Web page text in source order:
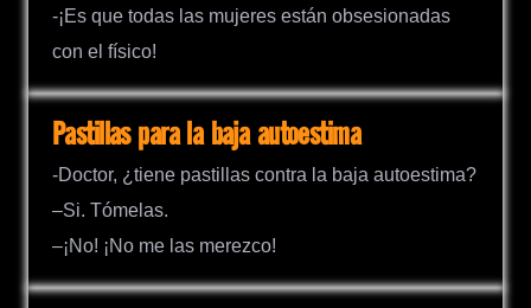
-¡Es que todas las mujeres están obsesionadas
con el físico!
Pastillas para la baja autoestima
-Doctor, ¿tiene pastillas contra la baja autoestima?
–Si. Tómelas.
–¡No! ¡No me las merezco!